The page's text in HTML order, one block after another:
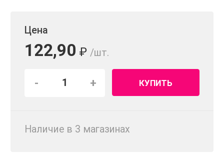
Цена
122,90 ₽ /шт.
- + КУПИТЬ
Наличие в 3 магазинах